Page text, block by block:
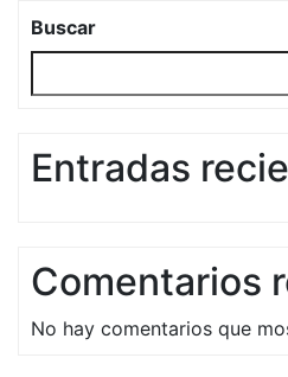
Buscar
Entradas
Comentarios
No hay comentarios que